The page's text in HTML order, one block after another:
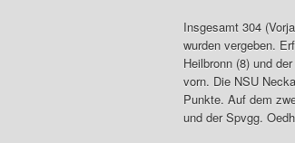
Insgesamt 304
wurden vergeben.
Heilbronn (8) und
vorn. Die NSU
Punkte. Auf dem
und der Spvgg.